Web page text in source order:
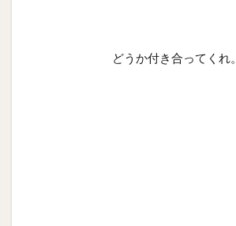
どうか付き合ってくれ。